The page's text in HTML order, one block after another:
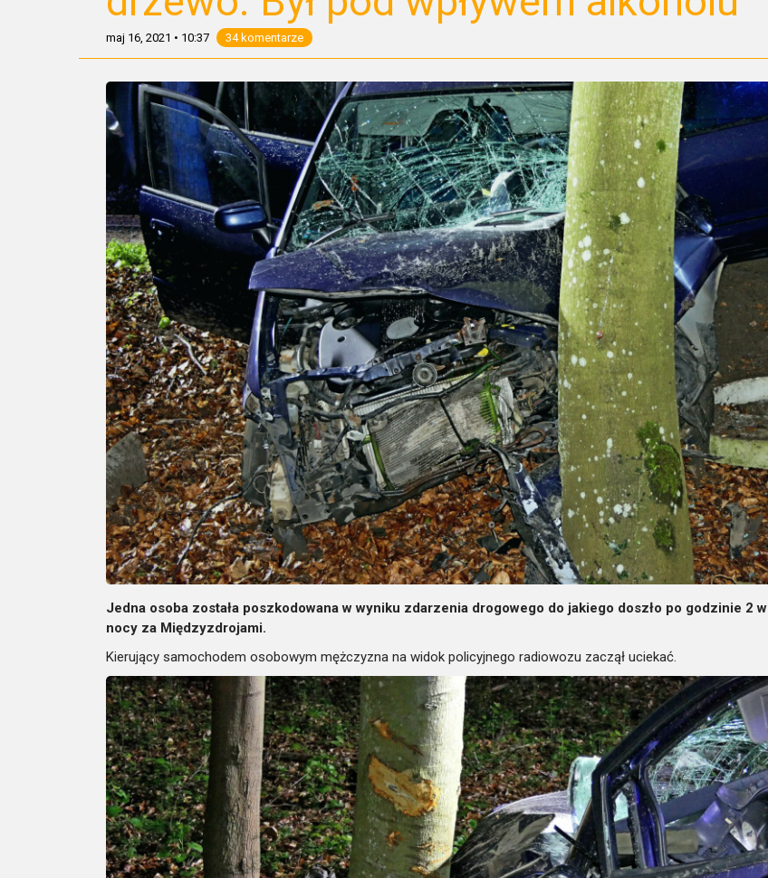
maj 16, 2021 • 10:37 34 komentarze
Jedna osoba została poszkodowana w wyniku zdarzenia drogowego do jakiego doszło po godzinie 2 w
nocy za Międzyzdrojami.
Kierujący samochodem osobowym mężczyzna na widok policyjnego radiowozu zaczął uciekać.